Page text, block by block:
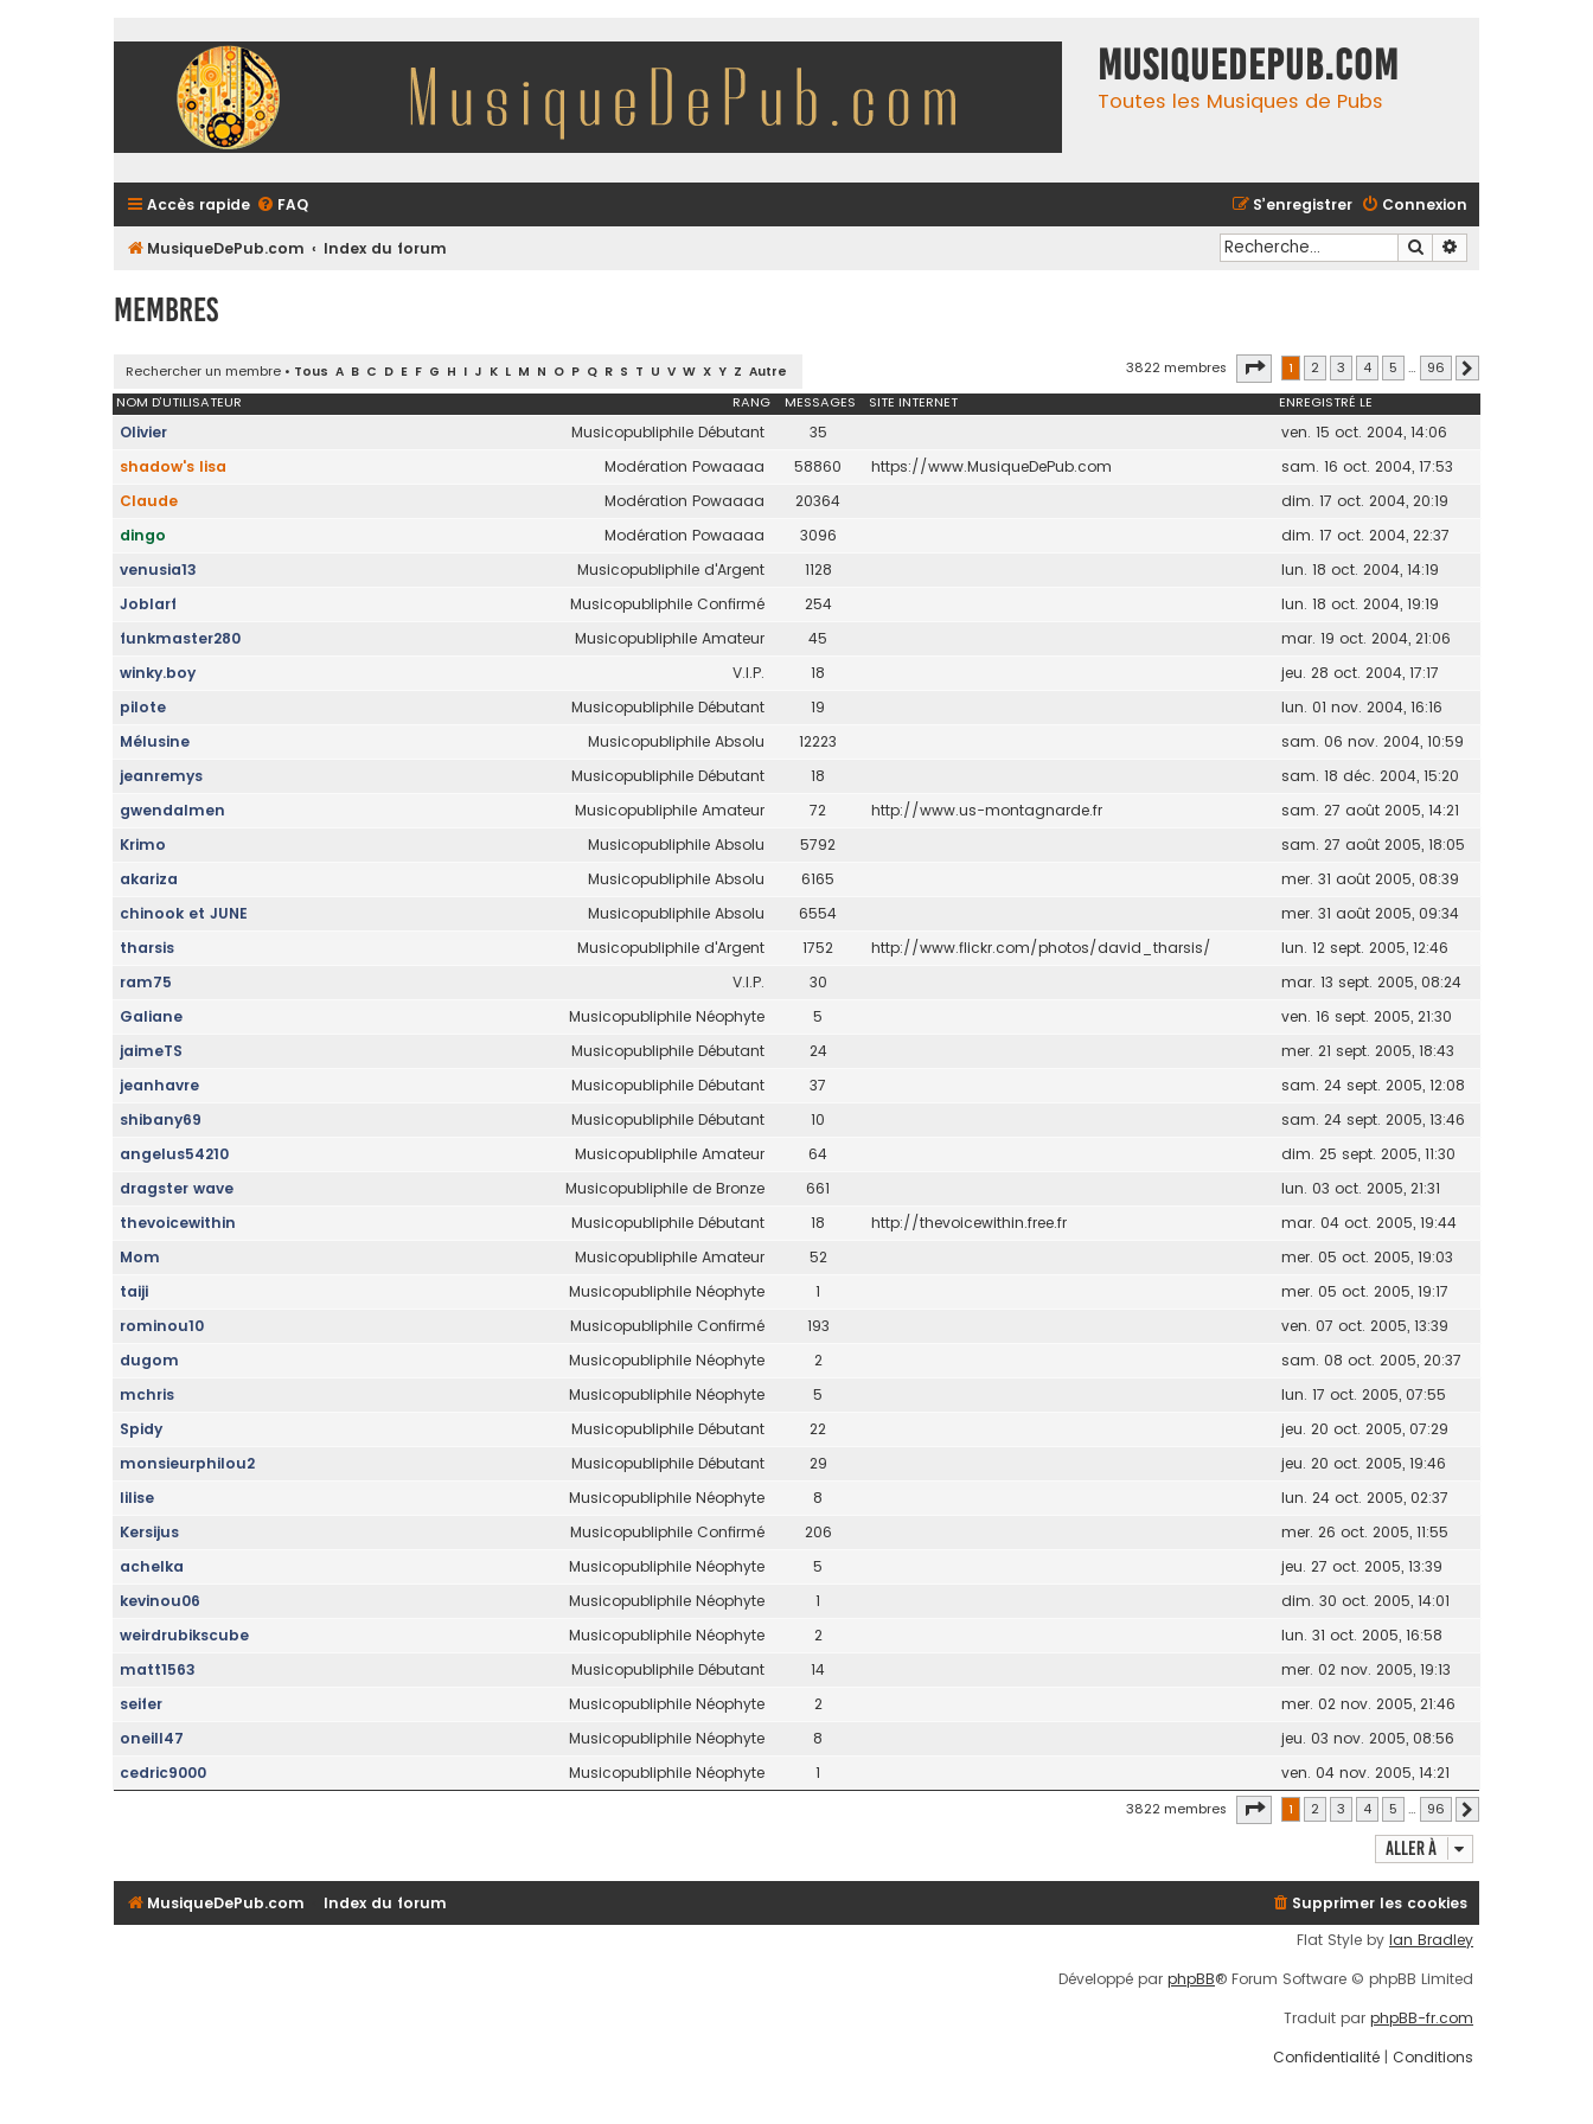
MusiqueDePub.com
Toutes les Musiques de Pubs
Accès rapide FAQ Connexion
S’enregistrer
MusiqueDePub.com Index du forum Rechercher
Membres
Rechercher un membre • Tous A B C D E F G H I J K L M N O P Q R S T U V W X Y Z Autre 3822 membres Page sur 96
1 2 3 4 5 … 96
RANG
NOM D’UTILISATEUR MESSAGES SITE INTERNET ENREGISTRÉ LE
Musicopubliphile Débutant
Olivier 35
ven. 15 oct. 2004, 14:06
Modération Powaaaa
shadow's lisa 58860 https://www.MusiqueDePub.com
sam. 16 oct. 2004, 17:53
Modération Powaaaa
Claude 20364
dim. 17 oct. 2004, 20:19
Modération Powaaaa
dingo 3096
dim. 17 oct. 2004, 22:37
Musicopubliphile d'Argent
venusia13 1128
lun. 18 oct. 2004, 14:19
Musicopubliphile Confirmé
Joblarf 254
lun. 18 oct. 2004, 19:19
Musicopubliphile Amateur
funkmaster280 45
mar. 19 oct. 2004, 21:06
V.I.P.
winky.boy 18
jeu. 28 oct. 2004, 17:17
Musicopubliphile Débutant
pilote 19
lun. 01 nov. 2004, 16:16
Musicopubliphile Absolu
Mélusine 12223
sam. 06 nov. 2004, 10:59
Musicopubliphile Débutant
jeanremys 18
sam. 18 déc. 2004, 15:20
Musicopubliphile Amateur
gwendalmen 72 http://www.us-montagnarde.fr
sam. 27 août 2005, 14:21
Musicopubliphile Absolu
Krimo 5792
sam. 27 août 2005, 18:05
Musicopubliphile Absolu
akariza 6165
mer. 31 août 2005, 08:39
Musicopubliphile Absolu
chinook et JUNE 6554
mer. 31 août 2005, 09:34
Musicopubliphile d'Argent
tharsis 1752 http://www.flickr.com/photos/david_tharsis/
lun. 12 sept. 2005, 12:46
V.I.P.
ram75 30
mar. 13 sept. 2005, 08:24
Musicopubliphile Néophyte
Galiane 5
ven. 16 sept. 2005, 21:30
Musicopubliphile Débutant
jaimeTS 24
mer. 21 sept. 2005, 18:43
Musicopubliphile Débutant
jeanhavre 37
sam. 24 sept. 2005, 12:08
Musicopubliphile Débutant
shibany69 10
sam. 24 sept. 2005, 13:46
Musicopubliphile Amateur
angelus54210 64
dim. 25 sept. 2005, 11:30
Musicopubliphile de Bronze
dragster wave 661
lun. 03 oct. 2005, 21:31
Musicopubliphile Débutant
thevoicewithin 18 http://thevoicewithin.free.fr
mar. 04 oct. 2005, 19:44
Musicopubliphile Amateur
Mom 52
mer. 05 oct. 2005, 19:03
Musicopubliphile Néophyte
taiji 1
mer. 05 oct. 2005, 19:17
Musicopubliphile Confirmé
rominou10 193
ven. 07 oct. 2005, 13:39
Musicopubliphile Néophyte
dugom 2
sam. 08 oct. 2005, 20:37
Musicopubliphile Néophyte
mchris 5
lun. 17 oct. 2005, 07:55
Musicopubliphile Débutant
Spidy 22
jeu. 20 oct. 2005, 07:29
Musicopubliphile Débutant
monsieurphilou2 29
jeu. 20 oct. 2005, 19:46
Musicopubliphile Néophyte
lilise 8
lun. 24 oct. 2005, 02:37
Musicopubliphile Confirmé
Kersijus 206
mer. 26 oct. 2005, 11:55
Musicopubliphile Néophyte
achelka 5
jeu. 27 oct. 2005, 13:39
Musicopubliphile Néophyte
kevinou06 1
dim. 30 oct. 2005, 14:01
Musicopubliphile Néophyte
weirdrubikscube 2
lun. 31 oct. 2005, 16:58
Musicopubliphile Débutant
matt1563 14
mer. 02 nov. 2005, 19:13
Musicopubliphile Néophyte
seifer 2
mer. 02 nov. 2005, 21:46
Musicopubliphile Néophyte
oneill47 8
jeu. 03 nov. 2005, 08:56
Musicopubliphile Néophyte
cedric9000 1 ven. 04 nov. 2005, 14:21
3822 membres Page sur 96
1 2 3 4 5 … 96
Aller à
MusiqueDePub.com Index du forum
Supprimer les cookies
Flat Style by Ian Bradley
Développé par phpBB® Forum Software © phpBB Limited
Traduit par phpBB-fr.com
Confidentialité | Conditions